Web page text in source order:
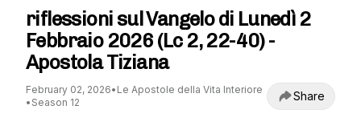
riflessioni sul Vangelo di Lunedì 2
Febbraio 2026 (Lc 2, 22-40) -
Apostola Tiziana
February 02, 2026• Le Apostole della Vita Interiore
• Season 12 Share